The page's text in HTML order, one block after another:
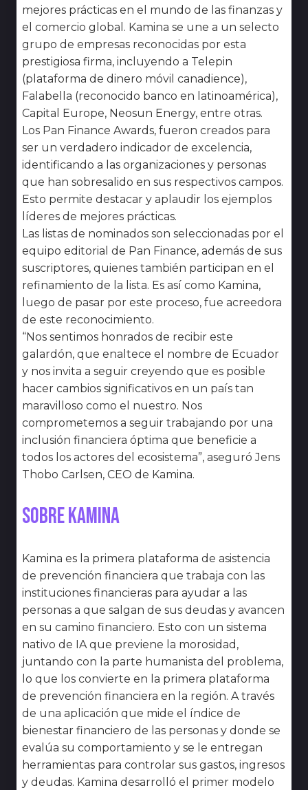
mejores prácticas en el mundo de las finanzas y
el comercio global. Kamina se une a un selecto
grupo de empresas reconocidas por esta
prestigiosa firma, incluyendo a Telepin
(plataforma de dinero móvil canadience),
Falabella (reconocido banco en latinoamérica),
Capital Europe, Neosun Energy, entre otras.
Los Pan Finance Awards, fueron creados para
ser un verdadero indicador de excelencia,
identificando a las organizaciones y personas
que han sobresalido en sus respectivos campos.
Esto permite destacar y aplaudir los ejemplos
líderes de mejores prácticas.
Las listas de nominados son seleccionadas por el
equipo editorial de Pan Finance, además de sus
suscriptores, quienes también participan en el
refinamiento de la lista. Es así como Kamina,
luego de pasar por este proceso, fue acreedora
de este reconocimiento.
“Nos sentimos honrados de recibir este
galardón, que enaltece el nombre de Ecuador
y nos invita a seguir creyendo que es posible
hacer cambios significativos en un país tan
maravilloso como el nuestro. Nos
comprometemos a seguir trabajando por una
inclusión financiera óptima que beneficie a
todos los actores del ecosistema”, aseguró Jens
Thobo Carlsen, CEO de Kamina.
Sobre Kamina
Kamina es la primera plataforma de asistencia
de prevención financiera que trabaja con las
instituciones financieras para ayudar a las
personas a que salgan de sus deudas y avancen
en su camino financiero. Esto con un sistema
nativo de IA que previene la morosidad,
juntando con la parte humanista del problema,
lo que los convierte en la primera plataforma
de prevención financiera en la región. A través
de una aplicación que mide el índice de
bienestar financiero de las personas y donde se
evalúa su comportamiento y se le entregan
herramientas para controlar sus gastos, ingresos
y deudas. Kamina desarrolló el primer modelo